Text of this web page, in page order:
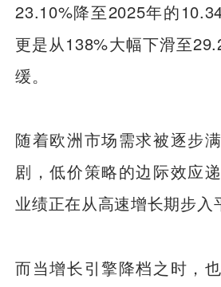
23.10%降至2025年的
更是从138%大幅下滑至
缓。
随着欧洲市场需求被逐步
剧，低价策略的边际效应
业绩正在从高速增长期步入
而当增长引擎降档之时，